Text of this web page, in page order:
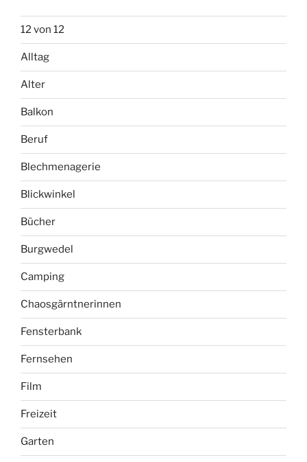
12 von 12
Alltag
Alter
Balkon
Beruf
Blechmenagerie
Blickwinkel
Bücher
Burgwedel
Camping
Chaosgärntnerinnen
Fensterbank
Fernsehen
Film
Freizeit
Garten